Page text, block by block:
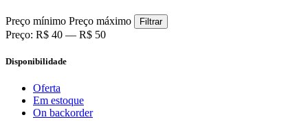
Preço mínimo Preço máximo Filtrar
Preço: R$ 40 — R$ 50
Disponibilidade
Oferta
Em estoque
On backorder